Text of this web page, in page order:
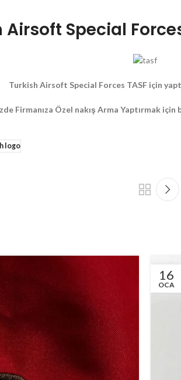
Airsoft Special
Turkish Airsoft Special Forces TASF için
Firmanıza Özel nakış Arma Yaptırmak için
logo
16
OCA